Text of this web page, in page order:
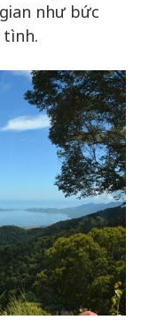
như bức